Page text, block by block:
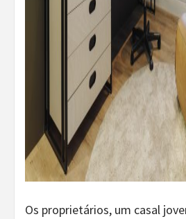
Os proprietários, um casal